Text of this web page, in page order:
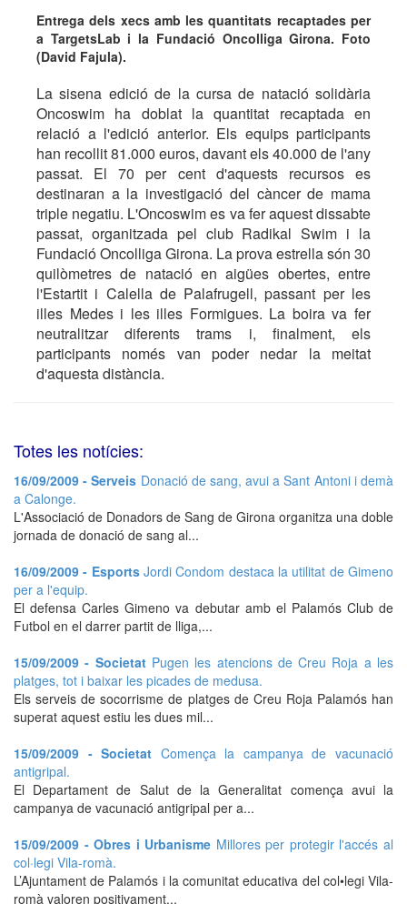
Entrega dels xecs amb les quantitats recaptades per
a TargetsLab i la Fundació Oncolliga Girona. Foto
(David Fajula).
La sisena edició de la cursa de natació solidària
Oncoswim ha doblat la quantitat recaptada en
relació a l'edició anterior. Els equips participants
han recollit 81.000 euros, davant els 40.000 de l'any
passat. El 70 per cent d'aquests recursos es
destinaran a la investigació del càncer de mama
triple negatiu. L'Oncoswim es va fer aquest dissabte
passat, organitzada pel club Radikal Swim i la
Fundació Oncolliga Girona. La prova estrella són 30
quilòmetres de natació en aigües obertes, entre
l'Estartit i Calella de Palafrugell, passant per les
illes Medes i les illes Formigues. La boira va fer
neutralitzar diferents trams i, finalment, els
participants només van poder nedar la meitat
d'aquesta distància.
Totes les notícies:
16/09/2009 - Serveis Donació de sang, avui a Sant Antoni i demà
a Calonge.
L'Associació de Donadors de Sang de Girona organitza una doble
jornada de donació de sang al...
16/09/2009 - Esports Jordi Condom destaca la utilitat de Gimeno
per a l'equip.
El defensa Carles Gimeno va debutar amb el Palamós Club de
Futbol en el darrer partit de lliga,...
15/09/2009 - Societat Pugen les atencions de Creu Roja a les
platges, tot i baixar les picades de medusa.
Els serveis de socorrisme de platges de Creu Roja Palamós han
superat aquest estiu les dues mil...
15/09/2009 - Societat Comença la campanya de vacunació
antigripal.
El Departament de Salut de la Generalitat comença avui la
campanya de vacunació antigripal per a...
15/09/2009 - Obres i Urbanisme Millores per protegir l'accés al
col·legi Vila-romà.
L’Ajuntament de Palamós i la comunitat educativa del col•legi Vila-
romà valoren positivament...